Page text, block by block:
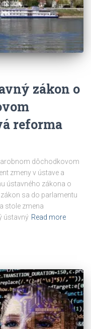
zákon o
reforma
dôchodkovom
zmeny v ústave a
ústavného zákona o
sa do parlamentu
stole zmena
ústavný Read more